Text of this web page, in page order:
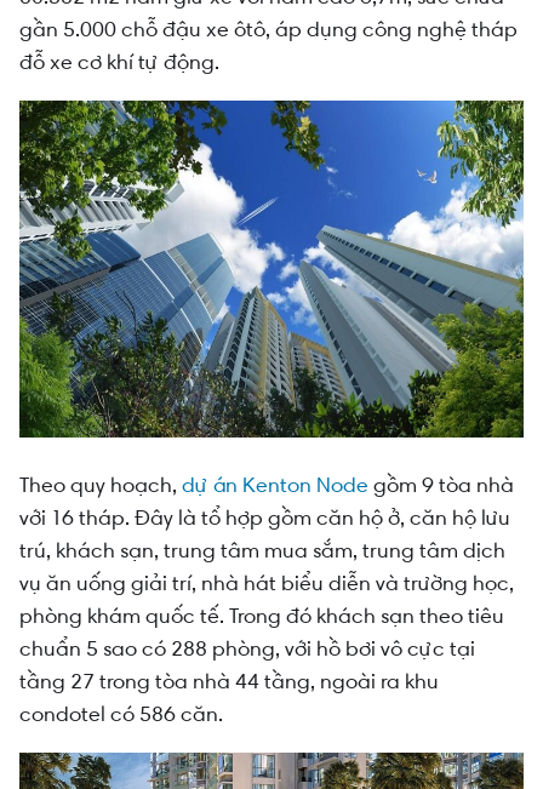
gần 5.000 chỗ đậu xe ôtô, áp dụng công nghệ tháp
đỗ xe cơ khí tự động.
Theo quy hoạch, dự án Kenton Node gồm 9 tòa nhà
với 16 tháp. Đây là tổ hợp gồm căn hộ ở, căn hộ lưu
trú, khách sạn, trung tâm mua sắm, trung tâm dịch
vụ ăn uống giải trí, nhà hát biểu diễn và trường học,
phòng khám quốc tế. Trong đó khách sạn theo tiêu
chuẩn 5 sao có 288 phòng, với hồ bơi vô cực tại
tầng 27 trong tòa nhà 44 tầng, ngoài ra khu
condotel có 586 căn.